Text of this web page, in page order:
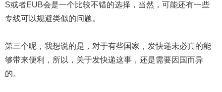
S或者EUB会是一个比较不错的选择，当然，可能还有一些
专线可以规避类似的问题。
第三个呢，我想说的是，对于有些国家，发快递未必真的能
够带来便利，所以，关于发快递这事，还是需要因国而异
的。